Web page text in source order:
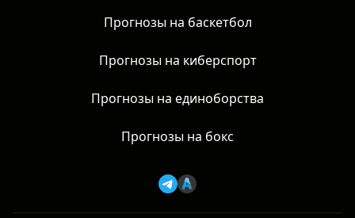
Прогнозы на баскетбол
Прогнозы на киберспорт
Прогнозы на единоборства
Прогнозы на бокс